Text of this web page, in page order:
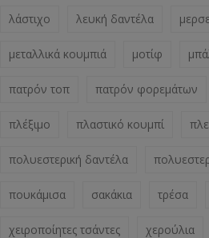
λάστιχο λευκή δαντέλα
μεταλλικά κουμπιά μοτίφ
πατρόν τοπ πατρόν φορεμάτων
πλέξιμο πλαστικό κουμπί
πολυεστερική δαντέλα
πουκάμισα σακάκια τρέσα
χειροποίητες τσάντες χερούλια